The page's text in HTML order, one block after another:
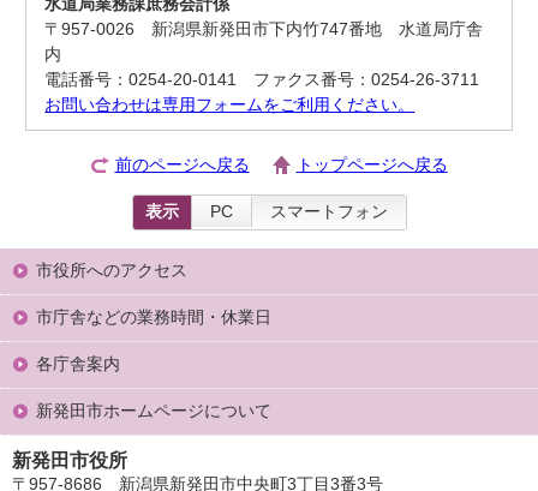
水道局業務課庶務会計係
〒957-0026 新潟県新発田市下内竹747番地 水道局庁舎
内
電話番号：0254-20-0141 ファクス番号：0254-26-3711
お問い合わせは専用フォームをご利用ください。
前のページへ戻る トップページへ戻る
表示 PC スマートフォン
市役所へのアクセス
市庁舎などの業務時間・休業日
各庁舎案内
新発田市ホームページについて
新発田市役所
〒957-8686 新潟県新発田市中央町3丁目3番3号